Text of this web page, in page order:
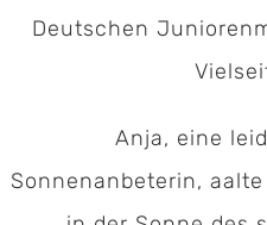
Deutschen
Anja, eine
Sonnenanbeterin,